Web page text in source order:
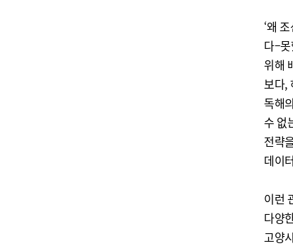
‘왜
다–
위해
보다,
독해
수 없
전략
데이
이런
다양
고양